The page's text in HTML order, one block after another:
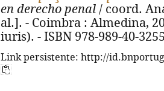
en derecho penal / coord.
al.]. - Coimbra : Almedina,
iuris). - ISBN 978-989-40-
Link persistente: http://